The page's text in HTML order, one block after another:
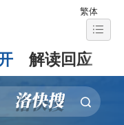
繁体
解读回应